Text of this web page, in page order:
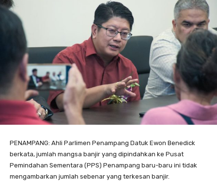
PENAMPANG: Ahli Parlimen Penampang Datuk Ewon Benedick
berkata, jumlah mangsa banjir yang dipindahkan ke Pusat
Pemindahan Sementara (PPS) Penampang baru-baru ini tidak
mengambarkan jumlah sebenar yang terkesan banjir.